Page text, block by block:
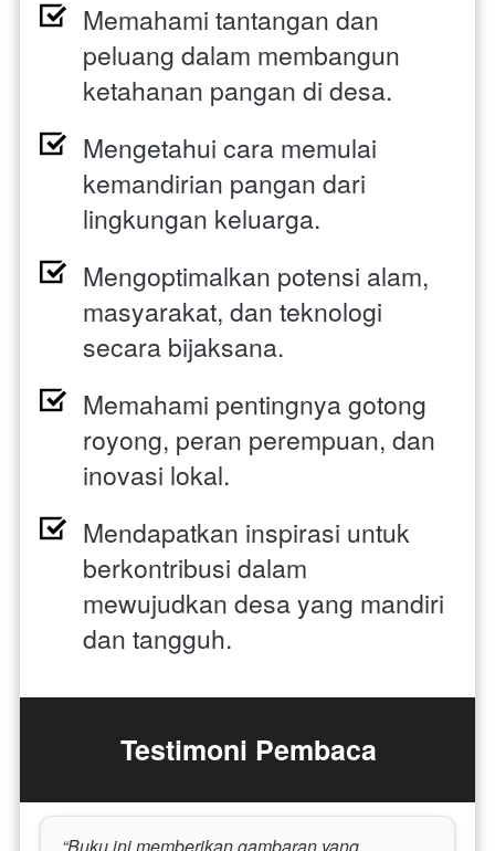
Memahami tantangan dan
peluang dalam membangun
ketahanan pangan di desa.
Mengetahui cara memulai
kemandirian pangan dari
lingkungan keluarga.
Mengoptimalkan potensi alam,
masyarakat, dan teknologi
secara bijaksana.
Memahami pentingnya gotong
royong, peran perempuan, dan
inovasi lokal.
Mendapatkan inspirasi untuk
berkontribusi dalam
mewujudkan desa yang mandiri
dan tangguh.
Testimoni Pembaca